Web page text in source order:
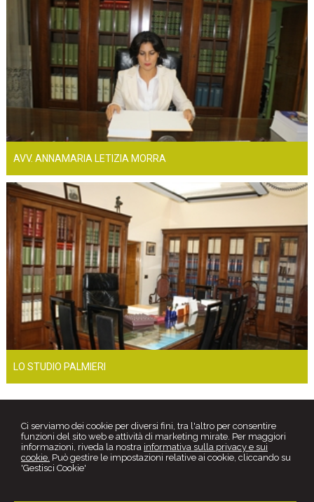
Ci serviamo dei cookie per diversi fini, tra l'altro per consentire
funzioni del sito web e attività di marketing mirate. Per maggiori
informazioni, riveda la nostra informativa sulla privacy e sui
cookie. Può gestire le impostazioni relative ai cookie, cliccando su
'Gestisci Cookie'
AVV. ANNAMARIA LETIZIA MORRA
LO STUDIO PALMIERI